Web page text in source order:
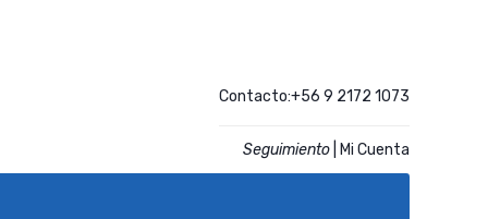
Contacto:+56 9 2172 1073
Seguimiento Mi Cuenta